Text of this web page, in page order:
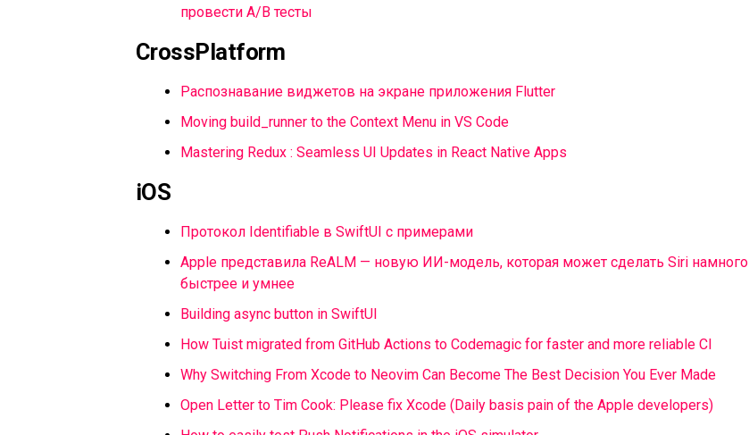
провести A/B тесты
CrossPlatform
Распознавание виджетов на экране приложения Flutter
Moving build_runner to the Context Menu in VS Code
Mastering Redux : Seamless UI Updates in React Native Apps
iOS
Протокол Identifiable в SwiftUI с примерами
Apple представила ReALM — новую ИИ-модель, которая может сделать Siri намного
быстрее и умнее
Building async button in SwiftUI
How Tuist migrated from GitHub Actions to Codemagic for faster and more reliable CI
Why Switching From Xcode to Neovim Can Become The Best Decision You Ever Made
Open Letter to Tim Cook: Please fix Xcode (Daily basis pain of the Apple developers)